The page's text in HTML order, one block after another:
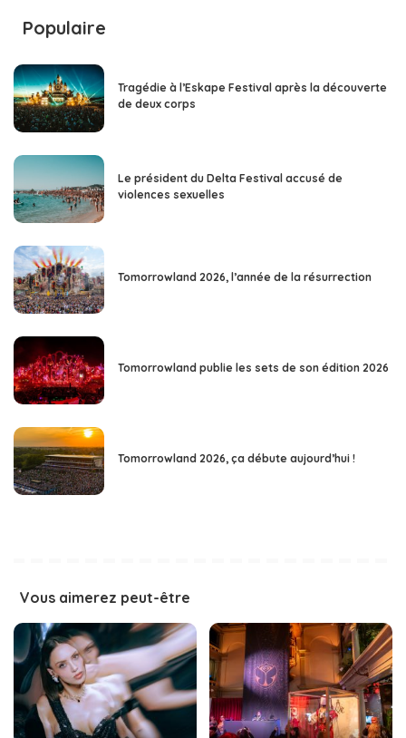
Populaire
Tragédie à l’Eskape Festival après la découverte
de deux corps
Le président du Delta Festival accusé de
violences sexuelles
Tomorrowland 2026, l’année de la résurrection
Tomorrowland publie les sets de son édition 2026
Tomorrowland 2026, ça débute aujourd’hui !
Vous aimerez peut-être